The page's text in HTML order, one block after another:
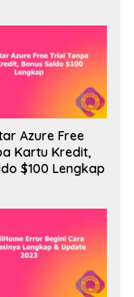
Azure Free
Kartu Kredit,
$100 Lengkap